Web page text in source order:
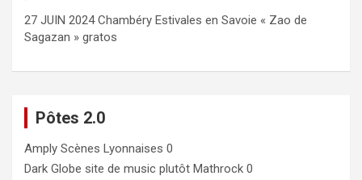
27 JUIN 2024 Chambéry Estivales en Savoie « Zao de
Sagazan » gratos
Pôtes 2.0
Amply Scènes Lyonnaises 0
Dark Globe site de music plutôt Mathrock 0